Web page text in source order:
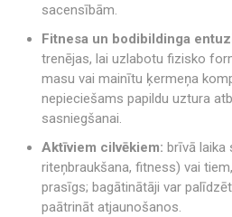
sacensībām.
Fitnesa un bodibildinga
trenējas, lai uzlabotu fizisko
masu vai mainītu ķermeņa
nepieciešams papildu uztura
sasniegšanai.
Aktīviem cilvēkiem: brīvā laika
riteņbraukšana, fitness) vai
prasīgs; bagātinātāji var
paātrināt atjaunošanos.